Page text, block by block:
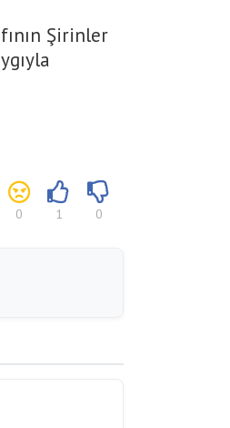
Şirinler
0 1 0